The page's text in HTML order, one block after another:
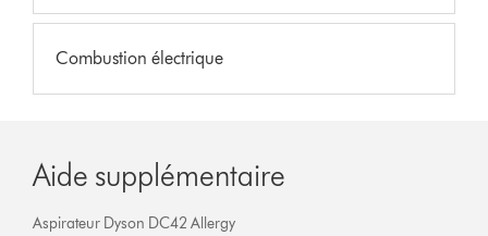
Combustion électrique
Aide supplémentaire
Aspirateur Dyson DC42 Allergy